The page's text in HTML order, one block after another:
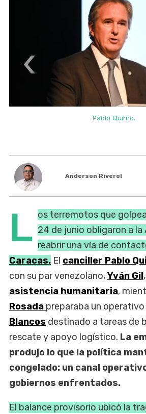
Pablo Quirno.
‹
Anderson Riverol
L os terremotos que
24 de junio obligaron a la
reabrir una vía de
Caracas. El canciller Pablo
con su par venezolano,Yván Gil
asistencia humanitaria,
Rosada preparaba un operativo
Blancos destinado a tareas de
rescate y apoyo logístico. La
produjo lo que la política
congelado: un canal
gobiernos enfrentados.
El balance provisorio ubicó la